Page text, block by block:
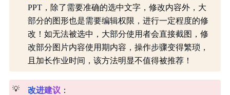
PPT，除了需要准确的选中文字，修改内容外，大
部分的图形也是需要编辑权限，进行一定程度的修
改！如无法被选中，大部分使用者会直接截图，修
改部分图片内容使用期内容，操作步骤变得繁琐，
且加长作业时间，该方法明显不值得被推荐！
💡 改进建议 ：